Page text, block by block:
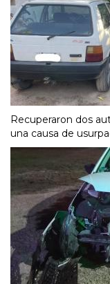
Recuperaron dos
una causa de